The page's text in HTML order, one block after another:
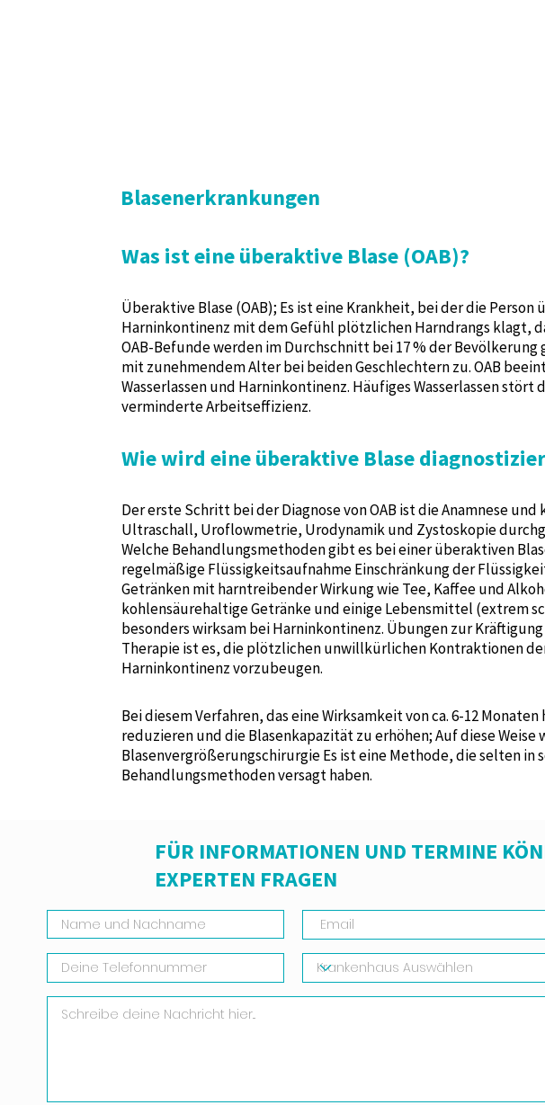
Blasenerkrankungen
Was ist eine überaktive Blase (OAB)?
Überaktive Blase (OAB); Es ist eine Krankheit, bei der die
Harninkontinenz mit dem Gefühl plötzlichen Harndrangs klagt,
OAB-Befunde werden im Durchschnitt bei 17 % der
mit zunehmendem Alter bei beiden Geschlechtern zu. OAB
Wasserlassen und Harninkontinenz. Häufiges Wasserlassen
verminderte Arbeitseffizienz.
Wie wird eine überaktive Blase
Der erste Schritt bei der Diagnose von OAB ist die Anamnese
Ultraschall, Uroflowmetrie, Urodynamik und Zystoskopie
Welche Behandlungsmethoden gibt es bei einer überaktiven
regelmäßige Flüssigkeitsaufnahme Einschränkung der
Getränken mit harntreibender Wirkung wie Tee, Kaffee und
kohlensäurehaltige Getränke und einige Lebensmittel (extrem
besonders wirksam bei Harninkontinenz. Übungen zur
Therapie ist es, die plötzlichen unwillkürlichen Kontraktionen
Harninkontinenz vorzubeugen.
Bei diesem Verfahren, das eine Wirksamkeit von ca. 6-12
reduzieren und die Blasenkapazität zu erhöhen; Auf diese
Blasenvergrößerungschirurgie Es ist eine Methode, die selten
Behandlungsmethoden versagt haben.
FÜR INFORMATIONEN UND TERMINE
EXPERTEN FRAGEN